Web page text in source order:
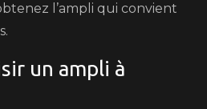
l’ampli qui convient
un ampli à